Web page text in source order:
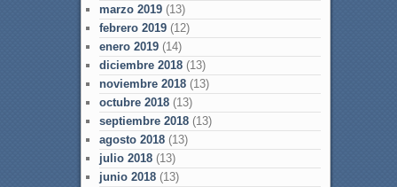
marzo 2019(13)
febrero 2019(12)
enero 2019(14)
diciembre 2018(13)
noviembre 2018(13)
octubre 2018(13)
septiembre 2018(13)
agosto 2018(13)
julio 2018(13)
junio 2018(13)